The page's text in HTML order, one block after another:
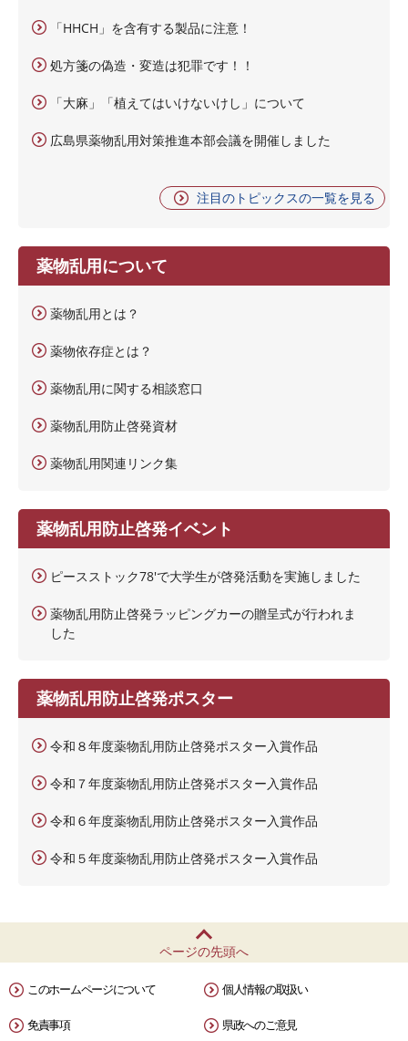
「HHCH」を含有する製品に注意！
処方箋の偽造・変造は犯罪です！！
「大麻」「植えてはいけないけし」について
広島県薬物乱用対策推進本部会議を開催しました
注目のトピックスの一覧を見る
薬物乱用について
薬物乱用とは？
薬物依存症とは？
薬物乱用に関する相談窓口
薬物乱用防止啓発資材
薬物乱用関連リンク集
薬物乱用防止啓発イベント
ピースストック78'で大学生が啓発活動を実施しました
薬物乱用防止啓発ラッピングカーの贈呈式が行われま
した
薬物乱用防止啓発ポスター
令和８年度薬物乱用防止啓発ポスター入賞作品
令和７年度薬物乱用防止啓発ポスター入賞作品
令和６年度薬物乱用防止啓発ポスター入賞作品
令和５年度薬物乱用防止啓発ポスター入賞作品
ページの先頭へ
このホームページについて 個人情報の取扱い
免責事項 県政へのご意見